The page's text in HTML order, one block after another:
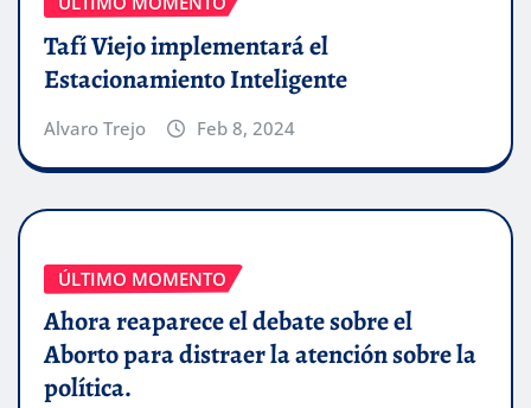
Tafí Viejo implementará el
Estacionamiento Inteligente
Alvaro Trejo Feb 8, 2024
ÚLTIMO MOMENTO
Ahora reaparece el debate sobre el
Aborto para distraer la atención sobre la
política.